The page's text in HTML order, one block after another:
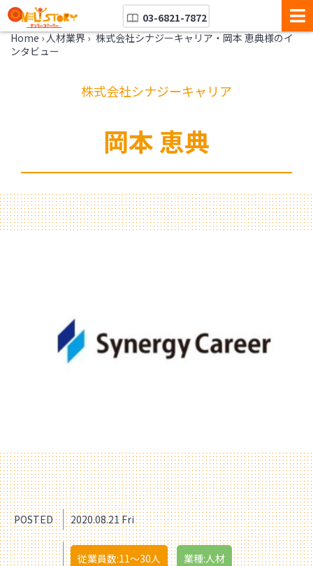
03-6821-7872
Home › 人材業界 › 株式会社シナジーキャリア・岡本 恵典様のイ
ンタビュー
株式会社シナジーキャリア
岡本 恵典
POSTED 2020.08.21 Fri
従業員数:11〜30人 業種:人材